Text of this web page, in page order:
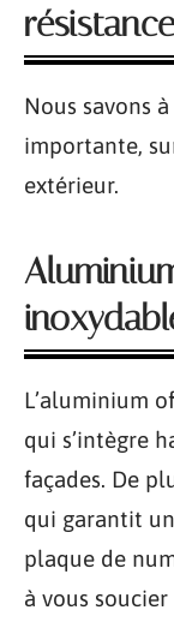
Nous savons
importante,
extérieur.
L’aluminium
qui s’intègre
façades. De
qui garantit
plaque de
à vous